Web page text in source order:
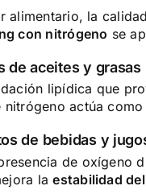
alimentario, la
con nitrógeno se
de aceites y grasas
lipídica que
nitrógeno actúa como
de bebidas y
de oxígeno
laestabilidad